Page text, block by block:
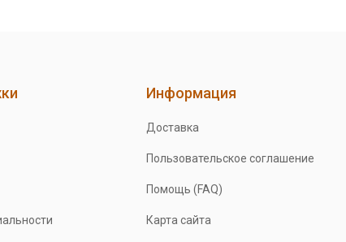
Информация
Доставка
Пользовательское соглашение
Помощь (FAQ)
Карта сайта